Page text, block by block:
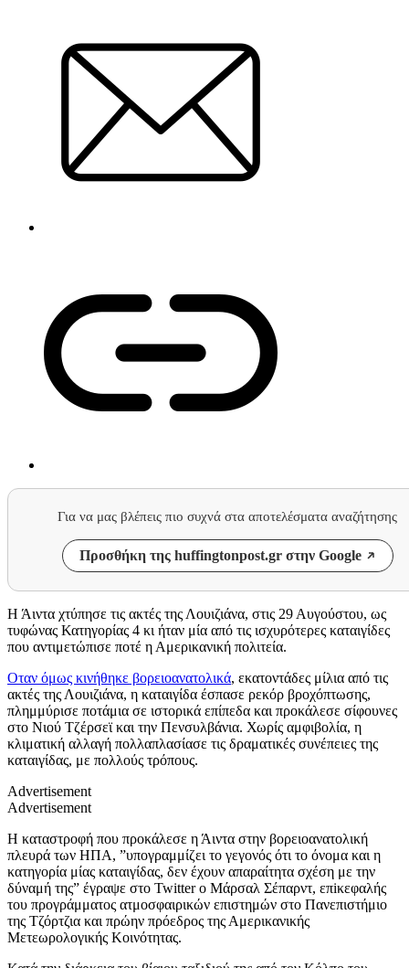
Για να μας βλέπεις πιο συχνά στα αποτελέσματα αναζήτησης
Προσθήκη της huffingtonpost.gr στην Google
Η Άιντα χτύπησε τις ακτές της Λουιζιάνα, στις 29 Αυγούστου, ως
τυφώνας Κατηγορίας 4 κι ήταν μία από τις ισχυρότερες καταιγίδες
που αντιμετώπισε ποτέ η Αμερικανική πολιτεία.
Οταν όμως κινήθηκε βορειοανατολικά, εκατοντάδες μίλια από τις
ακτές της Λουιζιάνα, η καταιγίδα έσπασε ρεκόρ βροχόπτωσης,
πλημμύρισε ποτάμια σε ιστορικά επίπεδα και προκάλεσε σίφουνες
στο Νιού Τζέρσεϊ και την Πενσυλβάνια. Χωρίς αμφιβολία, η
κλιματική αλλαγή πολλαπλασίασε τις δραματικές συνέπειες της
καταιγίδας, με πολλούς τρόπους.
Advertisement
Advertisement
Η καταστροφή που προκάλεσε η Άιντα στην βορειοανατολική
πλευρά των ΗΠΑ, ”υπογραμμίζει το γεγονός ότι το όνομα και η
κατηγορία μίας καταιγίδας, δεν έχουν απαραίτητα σχέση με την
δύναμή της” έγραψε στο Twitter ο Μάρσαλ Σέπαρντ, επiκεφαλής
του προγράμματος ατμοσφαιρικών επιστημών στο Πανεπιστήμιο
της Τζόρτζια και πρώην πρόεδρος της Αμερικανικής
Μετεωρολογικής Κοινότητας.